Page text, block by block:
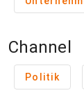
Channel
Politik